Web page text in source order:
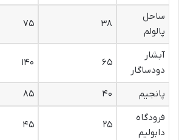
ساحل
پالولم
۳۸ ۷۵
آبشار
دودساگار
۶۵ ۱۴۰
پانجیم ۴۰
۸۵
فرودگاه
دابولیم
۲۵ ۴۵